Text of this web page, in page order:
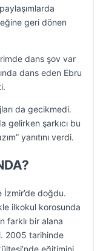
geri dönen
dans şov var
dans eden Ebru
da gecikmedi.
gelirken şarkıcı bu
yanıtını verdi.
doğdu.
ilkokul korosunda
farklı bir alana
2005 tarihinde
eğitimini